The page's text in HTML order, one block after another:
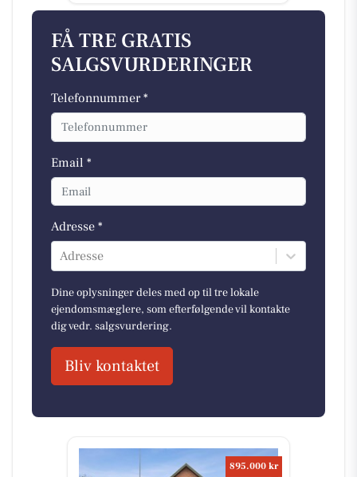
FÅ TRE GRATIS
SALGSVURDERINGER
Telefonnummer *
Email *
Adresse *
Adresse
Dine oplysninger deles med op til tre lokale
ejendomsmæglere, som efterfølgende vil kontakte
dig vedr. salgsvurdering.
Bliv kontaktet
895.000 kr